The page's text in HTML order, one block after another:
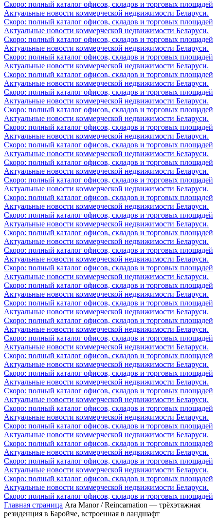
Скоро: полный каталог офисов, складов и торговых площадей
Актуальные новости коммерческой недвижимости Беларуси.
Скоро: полный каталог офисов, складов и торговых площадей
Актуальные новости коммерческой недвижимости Беларуси.
Скоро: полный каталог офисов, складов и торговых площадей
Актуальные новости коммерческой недвижимости Беларуси.
Скоро: полный каталог офисов, складов и торговых площадей
Актуальные новости коммерческой недвижимости Беларуси.
Скоро: полный каталог офисов, складов и торговых площадей
Актуальные новости коммерческой недвижимости Беларуси.
Скоро: полный каталог офисов, складов и торговых площадей
Актуальные новости коммерческой недвижимости Беларуси.
Скоро: полный каталог офисов, складов и торговых площадей
Актуальные новости коммерческой недвижимости Беларуси.
Скоро: полный каталог офисов, складов и торговых площадей
Актуальные новости коммерческой недвижимости Беларуси.
Скоро: полный каталог офисов, складов и торговых площадей
Актуальные новости коммерческой недвижимости Беларуси.
Скоро: полный каталог офисов, складов и торговых площадей
Актуальные новости коммерческой недвижимости Беларуси.
Скоро: полный каталог офисов, складов и торговых площадей
Актуальные новости коммерческой недвижимости Беларуси.
Скоро: полный каталог офисов, складов и торговых площадей
Актуальные новости коммерческой недвижимости Беларуси.
Скоро: полный каталог офисов, складов и торговых площадей
Актуальные новости коммерческой недвижимости Беларуси.
Скоро: полный каталог офисов, складов и торговых площадей
Актуальные новости коммерческой недвижимости Беларуси.
Скоро: полный каталог офисов, складов и торговых площадей
Актуальные новости коммерческой недвижимости Беларуси.
Скоро: полный каталог офисов, складов и торговых площадей
Актуальные новости коммерческой недвижимости Беларуси.
Скоро: полный каталог офисов, складов и торговых площадей
Актуальные новости коммерческой недвижимости Беларуси.
Скоро: полный каталог офисов, складов и торговых площадей
Актуальные новости коммерческой недвижимости Беларуси.
Скоро: полный каталог офисов, складов и торговых площадей
Актуальные новости коммерческой недвижимости Беларуси.
Скоро: полный каталог офисов, складов и торговых площадей
Актуальные новости коммерческой недвижимости Беларуси.
Скоро: полный каталог офисов, складов и торговых площадей
Актуальные новости коммерческой недвижимости Беларуси.
Скоро: полный каталог офисов, складов и торговых площадей
Актуальные новости коммерческой недвижимости Беларуси.
Скоро: полный каталог офисов, складов и торговых площадей
Актуальные новости коммерческой недвижимости Беларуси.
Скоро: полный каталог офисов, складов и торговых площадей
Актуальные новости коммерческой недвижимости Беларуси.
Скоро: полный каталог офисов, складов и торговых площадей
Актуальные новости коммерческой недвижимости Беларуси.
Скоро: полный каталог офисов, складов и торговых площадей
Актуальные новости коммерческой недвижимости Беларуси.
Скоро: полный каталог офисов, складов и торговых площадей
Актуальные новости коммерческой недвижимости Беларуси.
Скоро: полный каталог офисов, складов и торговых площадей
Актуальные новости коммерческой недвижимости Беларуси.
Скоро: полный каталог офисов, складов и торговых площадей
Главная страница Ara Manor / Reincarnation — трёхэтажная
резиденция в Баройче, встроенная в ландшафт